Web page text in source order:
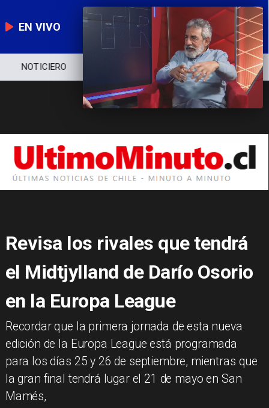
EN VIVO
NOTICIERO ECONOMÍA
Revisa los rivales que tendrá
el Midtjylland de Darío Osorio
en la Europa League
Recordar que la primera jornada de esta nueva
edición de la Europa League está programada
para los días 25 y 26 de septiembre, mientras que
la gran final tendrá lugar el 21 de mayo en San
Mamés,